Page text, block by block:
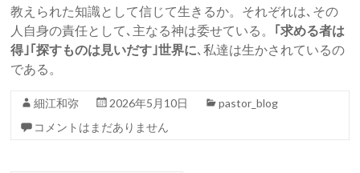
教えられた知識として信じて生きるか。それぞれは､その
人自身の責任として､主なる神は委せている。 ｢求める者は
得｣｢探すものは見いだす｣世界に､私達は生かされているの
である。
細江和弥 2026年5月10日
pastor_blog
コメントはまだありません